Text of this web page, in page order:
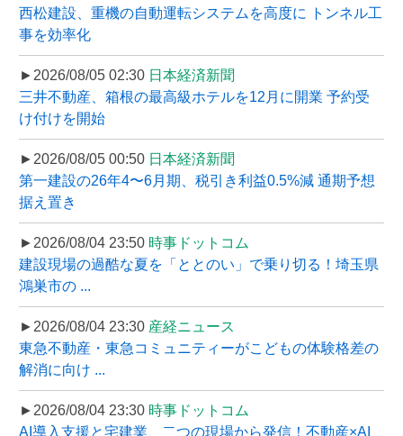
西松建設、重機の自動運転システムを高度に トンネル工
事を効率化
►2026/08/05 02:30 日本経済新聞
三井不動産、箱根の最高級ホテルを12月に開業 予約受
け付けを開始
►2026/08/05 00:50 日本経済新聞
第一建設の26年4〜6月期、税引き利益0.5%減 通期予想
据え置き
►2026/08/04 23:50 時事ドットコム
建設現場の過酷な夏を「ととのい」で乗り切る！埼玉県
鴻巣市の ...
►2026/08/04 23:30 産経ニュース
東急不動産・東急コミュニティーがこどもの体験格差の
解消に向け ...
►2026/08/04 23:30 時事ドットコム
AI導入支援と宅建業、二つの現場から発信！不動産×AI